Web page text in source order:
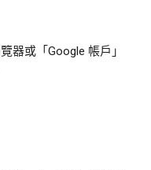
器或「Google 帳戶」